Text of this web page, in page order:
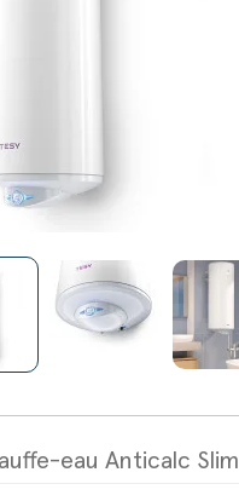
eau Anticalc Slim